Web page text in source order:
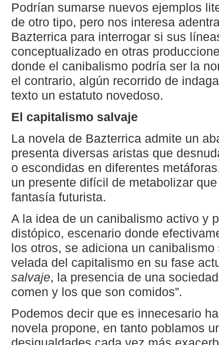
Podrían sumarse nuevos ejemplos
de otro tipo, pero nos interesa
Bazterrica para interrogar si sus
conceptualizado en otras
donde el canibalismo podría ser la
el contrario, algún recorrido de
texto un estatuto novedoso.
El capitalismo salvaje
La novela de Bazterrica admite un
presenta diversas aristas que
o escondidas en diferentes
un presente difícil de metabolizar
fantasía futurista.
A la idea de un canibalismo activo y
distópico, escenario donde
los otros, se adiciona un
velada del capitalismo en su fase
salvaje, la presencia de una
comen y los que son comidos”.
Podemos decir que es innecesario
novela propone, en tanto poblamos